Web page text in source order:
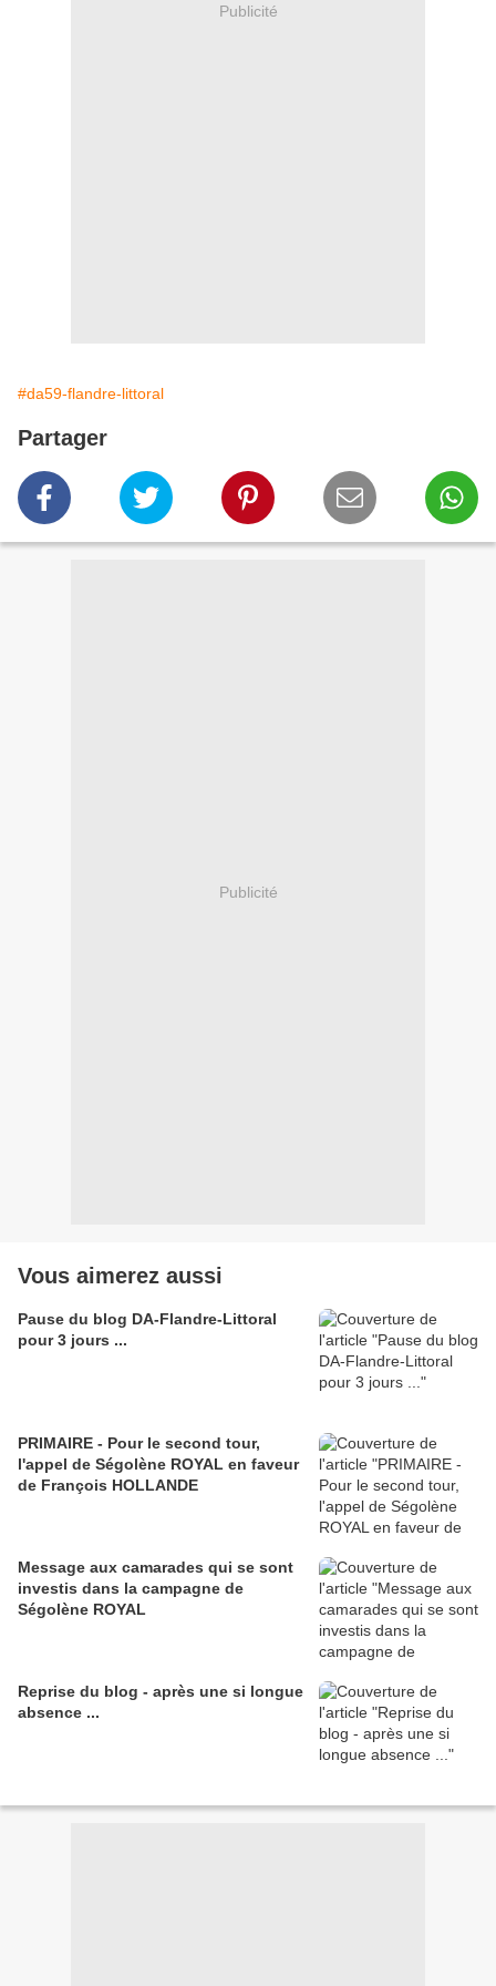
Publicité
#da59-flandre-littoral
Partager
Publicité
Vous aimerez aussi
Pause du blog DA-Flandre-Littoral
pour 3 jours ...
PRIMAIRE - Pour le second tour,
l'appel de Ségolène ROYAL en faveur
de François HOLLANDE
Message aux camarades qui se sont
investis dans la campagne de
Ségolène ROYAL
Reprise du blog - après une si longue
absence ...